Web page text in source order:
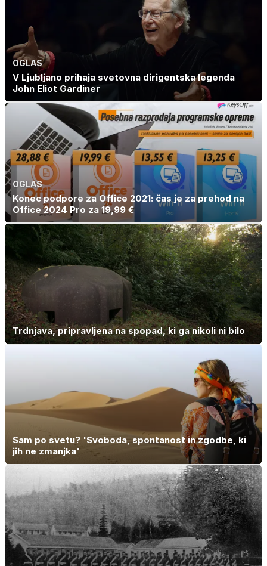
OGLAS
V Ljubljano prihaja svetovna dirigentska legenda
John Eliot Gardiner
OGLAS
Konec podpore za Office 2021: čas je za prehod na
Office 2024 Pro za 19,99 €
Trdnjava, pripravljena na spopad, ki ga nikoli ni bilo
Sam po svetu? 'Svoboda, spontanost in zgodbe, ki
jih ne zmanjka'